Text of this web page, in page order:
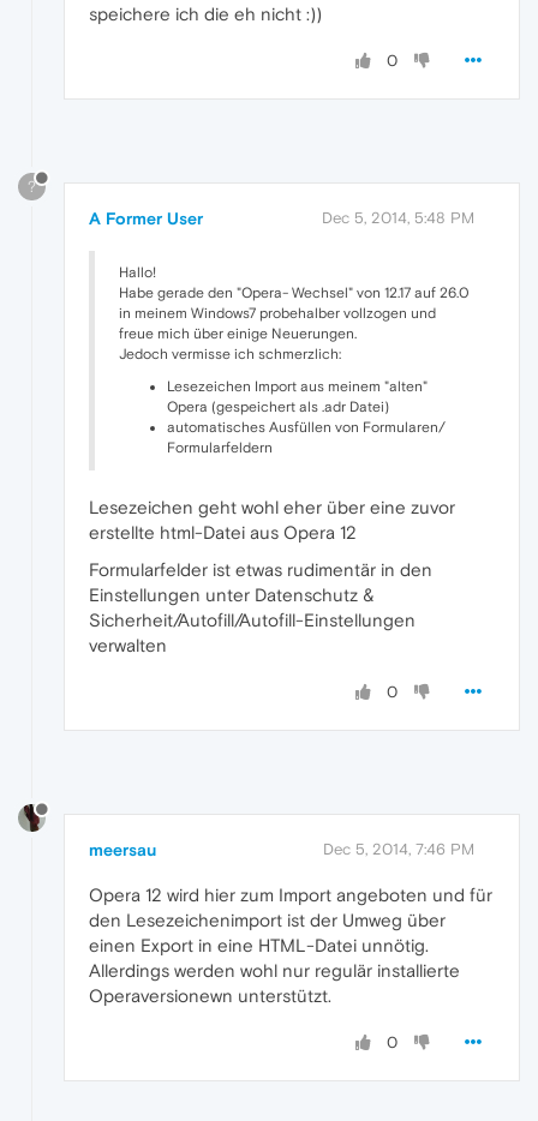
speichere ich die eh nicht :))
0
?
A Former User Dec 5, 2014, 5:48 PM
Hallo!
Habe gerade den "Opera- Wechsel" von 12.17 auf 26.0
in meinem Windows7 probehalber vollzogen und
freue mich über einige Neuerungen.
Jedoch vermisse ich schmerzlich:
Lesezeichen Import aus meinem "alten"
Opera (gespeichert als .adr Datei)
automatisches Ausfüllen von Formularen/
Formularfeldern
Lesezeichen geht wohl eher über eine zuvor
erstellte html-Datei aus Opera 12
Formularfelder ist etwas rudimentär in den
Einstellungen unter Datenschutz &
Sicherheit/Autofill/Autofill-Einstellungen
verwalten
0
meersau Dec 5, 2014, 7:46 PM
Opera 12 wird hier zum Import angeboten und für
den Lesezeichenimport ist der Umweg über
einen Export in eine HTML-Datei unnötig.
Allerdings werden wohl nur regulär installierte
Operaversionewn unterstützt.
0